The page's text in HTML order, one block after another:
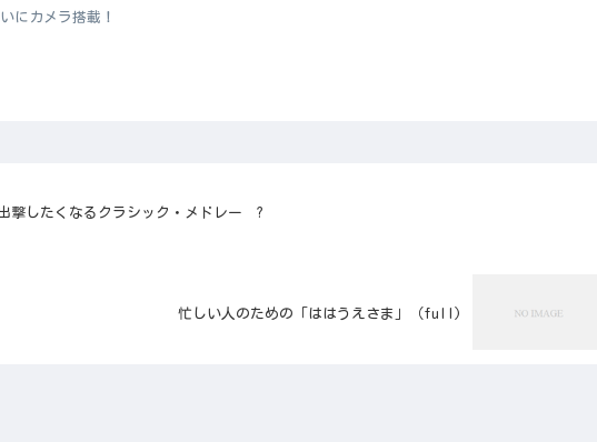
にカメラ搭載！
撃したくなるクラシック・メドレー ?
忙しい人のための「ははうえさま」（full)